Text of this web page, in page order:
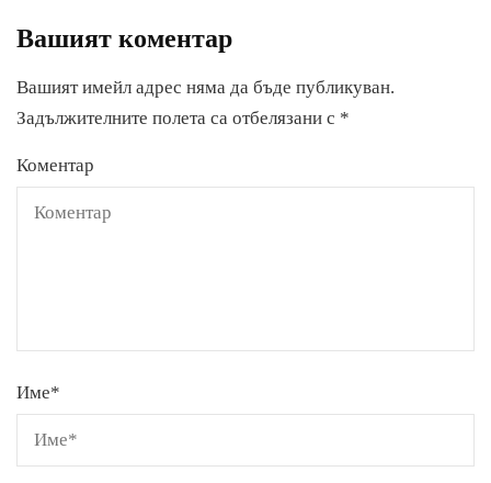
Вашият коментар
Вашият имейл адрес няма да бъде публикуван.
Задължителните полета са отбелязани с *
Коментар
Име*